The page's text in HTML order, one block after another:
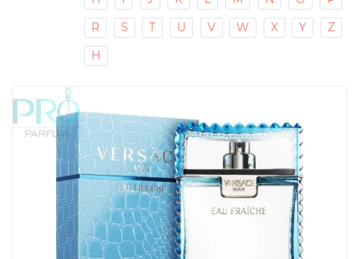
R
S T U V W X Y
Z
Н